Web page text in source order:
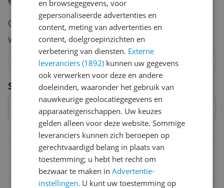
Specificaties
Overige kenmerken
Voorzorgsmaatregelen
Niet van toepassing
Cijfer
Welk cijfer geef jij dit product?
8
7
6
5
4
3
2
Vraag 1 van 4
en browsegegevens, voor
gepersonaliseerde advertenties en
content, meting van advertenties en
content, doelgroepinzichten en
verbetering van diensten. Externe
leveranciers (1892) kunnen uw gegevens
ook verwerken voor deze en andere
doeleinden, waaronder het gebruik van
nauwkeurige geolocatiegegevens en
apparaateigenschappen. Uw keuzes
gelden alleen voor deze website. Sommige
leveranciers kunnen zich beroepen op
gerechtvaardigd belang in plaats van
toestemming; u hebt het recht om
bezwaar te maken inAdvertentie-
instellingen. U kunt uw toestemming op